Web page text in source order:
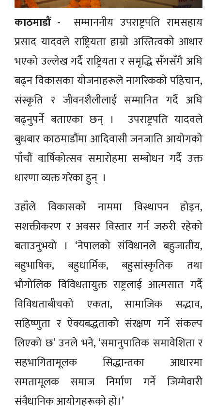
काठमाडौं -सम्माननीय उपराष्ट्रपति रामसहाय
प्रसाद यादवले राष्ट्रियता हाम्रो अस्तित्वको आधार
भएको उल्लेख गर्दै राष्ट्रियता र समृद्धि सँगसँगै अघि
बढ्न विकासका योजनाहरूले नागरिकको पहिचान,
संस्कृति र जीवनशैलीलाई सम्मानित गर्दै अघि
बढ्नुपर्ने बताएका छन् । उपराष्ट्रपति यादवले
बुधबार काठमाडौंमा आदिवासी जनजाति आयोगको
पाँचौं वार्षिकोत्सव समारोहमा सम्बोधन गर्दै उक्त
धारणा व्यक्त गरेका हुन् ।
उहाँले विकासको नाममा विस्थापन होइन,
सशक्तीकरण र अवसर विस्तार गर्न जरुरी रहेको
बताउनुभयो । ‘नेपालको संविधानले बहुजातीय,
बहुभाषिक, बहुधार्मिक, बहुसांस्कृतिक तथा
भौगोलिक विविधतायुक्त राष्ट्रलाई आत्मसात गर्दै
विविधताबीचको एकता, सामाजिक सद्भाव,
सहिष्णुता र ऐक्यबद्धताको संरक्षण गर्ने संकल्प
लिएको छ’ उनले भने, ‘समानुपातिक समावेशिता र
सहभागितामूलक सिद्धान्तका आधारमा
समतामूलक समाज निर्माण गर्ने जिम्मेवारी
संवैधानिक आयोगहरूको हो।’